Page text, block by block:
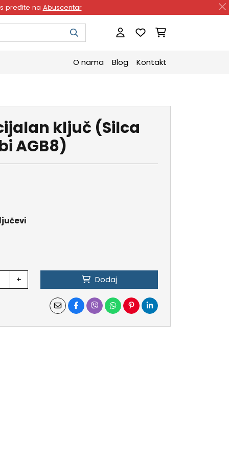
pređite na Abuscentar
O nama Blog Kontakt
ključ (Silca
AGB8)
+ Dodaj